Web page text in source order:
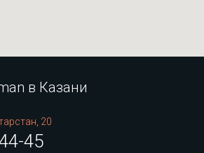
в Казани
20
45